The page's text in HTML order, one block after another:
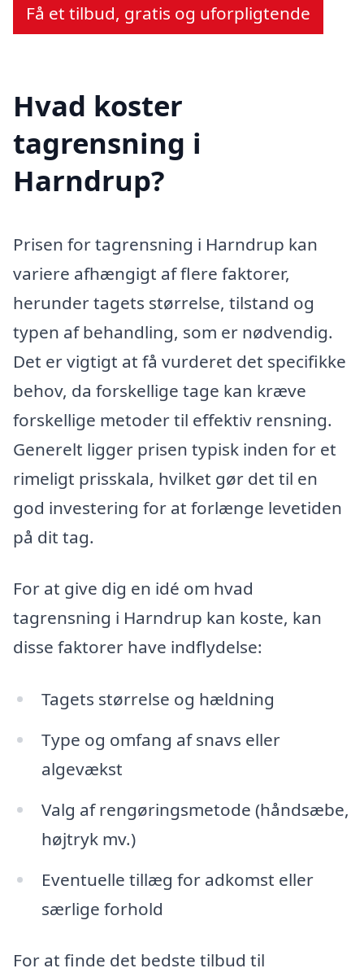
Få et tilbud, gratis og uforpligtende
Hvad koster
tagrensning i
Harndrup?
Prisen for tagrensning i Harndrup kan
variere afhængigt af flere faktorer,
herunder tagets størrelse, tilstand og
typen af behandling, som er nødvendig.
Det er vigtigt at få vurderet det specifikke
behov, da forskellige tage kan kræve
forskellige metoder til effektiv rensning.
Generelt ligger prisen typisk inden for et
rimeligt prisskala, hvilket gør det til en
god investering for at forlænge levetiden
på dit tag.
For at give dig en idé om hvad
tagrensning i Harndrup kan koste, kan
disse faktorer have indflydelse:
Tagets størrelse og hældning
Type og omfang af snavs eller
algevækst
Valg af rengøringsmetode (håndsæbe,
højtryk mv.)
Eventuelle tillæg for adkomst eller
særlige forhold
For at finde det bedste tilbud til